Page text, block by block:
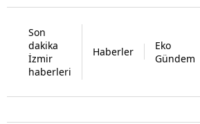
Son
dakika
İzmir
haberleri
Haberler
Eko
Gündem